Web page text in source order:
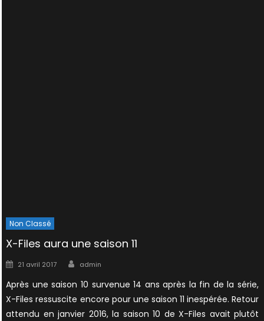
Non Classé
X-Files aura une saison 11
Posted
21 avril 2017 Author
admin
Après une saison 10 survenue 14 ans après la fin de la série,
X-Files ressuscite encore pour une saison 11 inespérée. Retour
attendu en janvier 2016, la saison 10 de X-Files avait plutôt